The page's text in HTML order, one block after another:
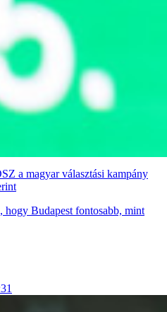
a magyar választási kampány
hogy Budapest fontosabb, mint